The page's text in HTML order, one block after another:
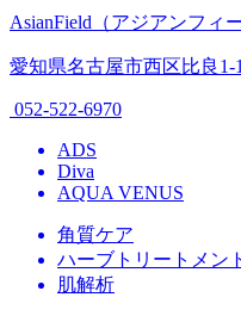
AsianField（アジアンフィ
愛知県名古屋市西区比良1-
052-522-6970
ADS
Diva
AQUA VENUS
角質ケア
ハーブトリートメン
肌解析